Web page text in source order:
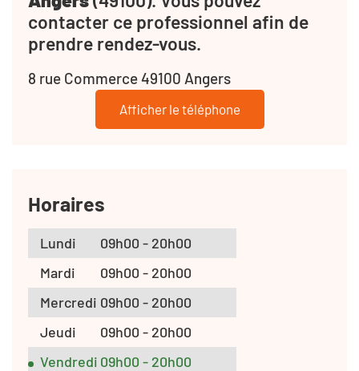
contacter ce professionnel afin de
prendre rendez-vous.
8 rue Commerce 49100 Angers
Afficher le téléphone
Horaires
Lundi
09h00 - 20h00
Mardi
09h00 - 20h00
Mercredi 09h00 - 20h00
Jeudi
09h00 - 20h00
Vendredi 09h00 - 20h00